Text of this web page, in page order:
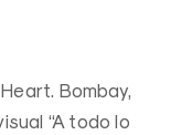
Bombay,
“A todo lo